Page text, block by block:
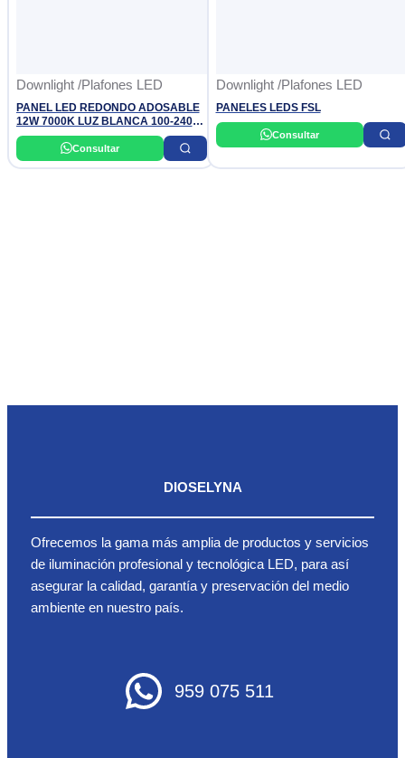
Downlight /Plafones LED
PANEL LED REDONDO ADOSABLE
12W 7000K LUZ BLANCA 100-240V
1080LM OPALUX
Consultar
Downlight /Plafones LED
PANELES LEDS FSL
Consultar
DIOSELYNA
Ofrecemos la gama más amplia de productos y servicios
de iluminación profesional y tecnológica LED, para así
asegurar la calidad, garantía y preservación del medio
ambiente en nuestro país.
959 075 511